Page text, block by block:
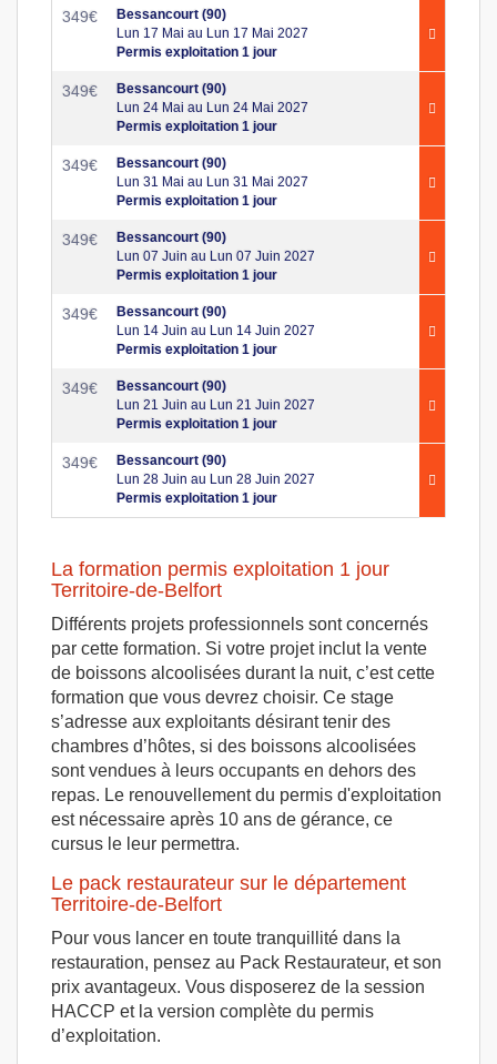
349€
Bessancourt (90)
Lun 17 Mai au Lun 17 Mai 2027
Permis exploitation 1 jour
349€
Bessancourt (90)
Lun 24 Mai au Lun 24 Mai 2027
Permis exploitation 1 jour
349€
Bessancourt (90)
Lun 31 Mai au Lun 31 Mai 2027
Permis exploitation 1 jour
349€
Bessancourt (90)
Lun 07 Juin au Lun 07 Juin 2027
Permis exploitation 1 jour
349€
Bessancourt (90)
Lun 14 Juin au Lun 14 Juin 2027
Permis exploitation 1 jour
349€
Bessancourt (90)
Lun 21 Juin au Lun 21 Juin 2027
Permis exploitation 1 jour
349€
Bessancourt (90)
Lun 28 Juin au Lun 28 Juin 2027
Permis exploitation 1 jour
La formation permis exploitation 1 jour
Territoire-de-Belfort
Différents projets professionnels sont concernés
par cette formation. Si votre projet inclut la vente
de boissons alcoolisées durant la nuit, c’est cette
formation que vous devrez choisir. Ce stage
s’adresse aux exploitants désirant tenir des
chambres d’hôtes, si des boissons alcoolisées
sont vendues à leurs occupants en dehors des
repas. Le renouvellement du permis d'exploitation
est nécessaire après 10 ans de gérance, ce
cursus le leur permettra.
Le pack restaurateur sur le département
Territoire-de-Belfort
Pour vous lancer en toute tranquillité dans la
restauration, pensez au Pack Restaurateur, et son
prix avantageux. Vous disposerez de la session
HACCP et la version complète du permis
d’exploitation.